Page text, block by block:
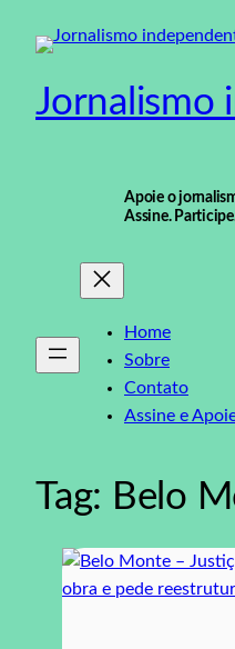
para
conteúdo
Jornalismo
Apoie o
Assine.
Home
Sobre
Contato
Assine e
Tag: Belo